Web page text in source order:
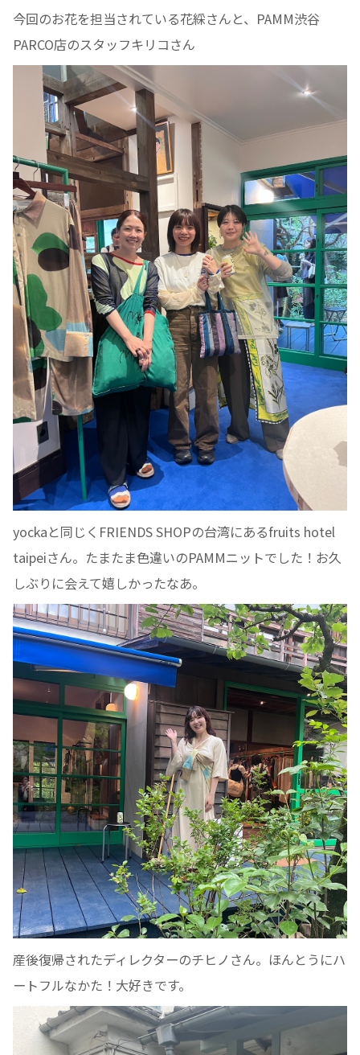
今回のお花を担当されている花綵さんと、PAMM渋谷
PARCO店のスタッフキリコさん
yockaと同じくFRIENDS SHOPの台湾にあるfruits hotel
taipeiさん。たまたま色違いのPAMMニットでした！お久
しぶりに会えて嬉しかったなあ。
産後復帰されたディレクターのチヒノさん。ほんとうにハ
ートフルなかた！大好きです。